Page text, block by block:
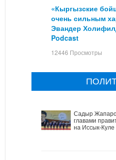
«Кыргызские
очень сильным
Эвандер
Podcast
12446 Просмотры
Садыр
главами
на Иссык-Куле